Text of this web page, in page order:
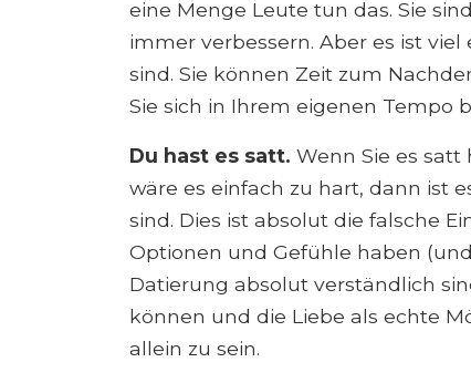
eine Menge Leute tun das. Sie
immer verbessern. Aber es ist
sind. Sie können Zeit zum
Sie sich in Ihrem eigenen Tempo
Du hast es satt. Wenn Sie es satt
wäre es einfach zu hart, dann ist
sind. Dies ist absolut die falsche
Optionen und Gefühle haben
Datierung absolut verständlich
können und die Liebe als echte
allein zu sein.